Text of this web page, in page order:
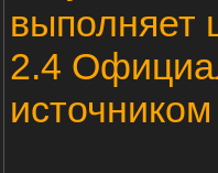
выполняет
2.4